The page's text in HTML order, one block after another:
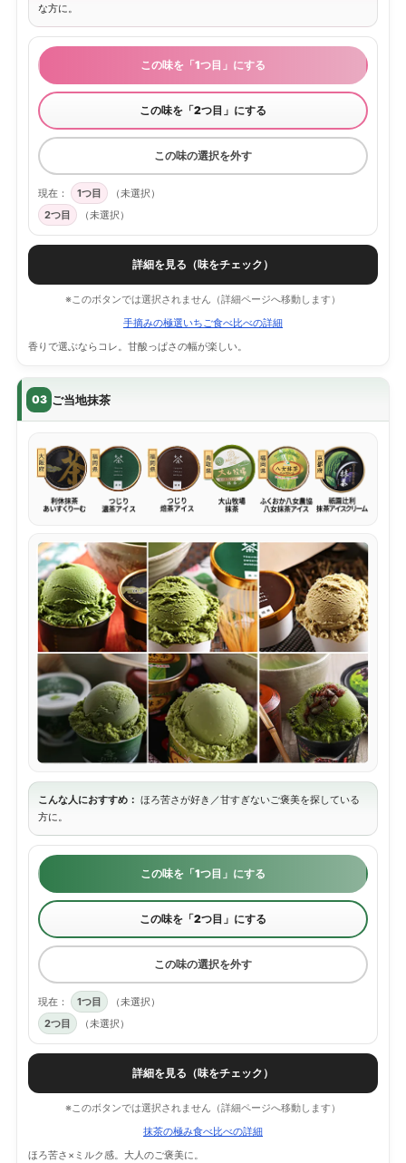
な方に。
この味を「1つ目」にする
この味を「2つ目」にする
この味の選択を外す
現在： 1つ目
（未選択）
2つ目
（未選択）
詳細を見る（味をチェック）
※このボタンでは選択されません（詳細ページへ移動します）
手摘みの極選いちご食べ比べの詳細
香りで選ぶならコレ。甘酸っぱさの幅が楽しい。
03 ご当地抹茶
こんな人におすすめ： ほろ苦さが好き／甘すぎないご褒美を探している
方に。
この味を「1つ目」にする
この味を「2つ目」にする
この味の選択を外す
現在： 1つ目
（未選択）
2つ目
（未選択）
詳細を見る（味をチェック）
※このボタンでは選択されません（詳細ページへ移動します）
抹茶の極み食べ比べの詳細
ほろ苦さ×ミルク感。大人のご褒美に。